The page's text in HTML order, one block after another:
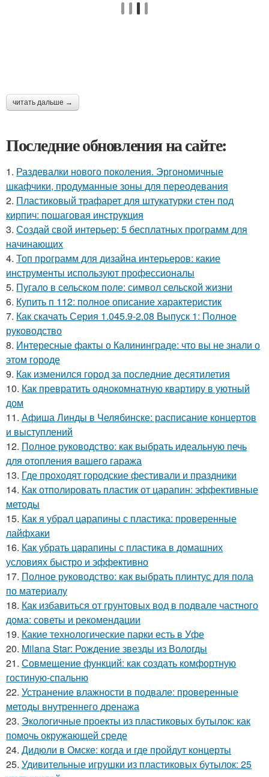
читать дальше →
Последние обновления на сайте:
1. Раздевалки нового поколения. Эргономичные
шкафчики, продуманные зоны для переодевания
2. Пластиковый трафарет для штукатурки стен под
кирпич: пошаговая инструкция
3. Создай свой интерьер: 5 бесплатных программ для
начинающих
4. Топ программ для дизайна интерьеров: какие
инструменты используют профессионалы
5. Пугало в сельском поле: символ сельской жизни
6. Купить п 112: полное описание характеристик
7. Как скачать Серия 1.045.9-2.08 Выпуск 1: Полное
руководство
8. Интересные факты о Калининграде: что вы не знали о
этом городе
9. Как изменился город за последние десятилетия
10. Как превратить однокомнатную квартиру в уютный
дом
11. Афиша Линды в Челябинске: расписание концертов
и выступлений
12. Полное руководство: как выбрать идеальную печь
для отопления вашего гаража
13. Где проходят городские фестивали и праздники
14. Как отполировать пластик от царапин: эффективные
методы
15. Как я убрал царапины с пластика: проверенные
лайфхаки
16. Как убрать царапины с пластика в домашних
условиях быстро и эффективно
17. Полное руководство: как выбрать плинтус для пола
по материалу
18. Как избавиться от грунтовых вод в подвале частного
дома: советы и рекомендации
19. Какие технологические парки есть в Уфе
20. Milana Star: Рождение звезды из Вологды
21. Совмещение функций: как создать комфортную
гостиную-спальню
22. Устранение влажности в подвале: проверенные
методы внутреннего дренажа
23. Экологичные проекты из пластиковых бутылок: как
помочь окружающей среде
24. Дидюли в Омске: когда и где пройдут концерты
25. Удивительные игрушки из пластиковых бутылок: 25